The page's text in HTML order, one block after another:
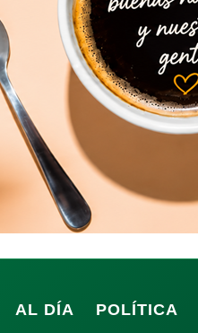
AL DÍA POLÍTICA